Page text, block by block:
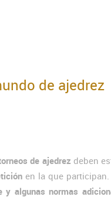
de ajedrez
de ajedrez deben
en la que participan.
algunas normas